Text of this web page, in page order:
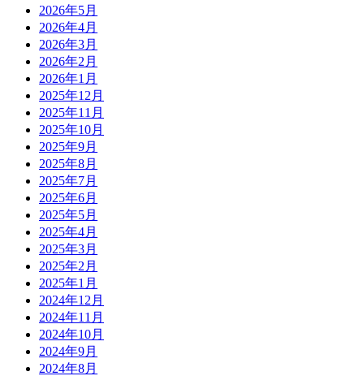
2026年5月
2026年4月
2026年3月
2026年2月
2026年1月
2025年12月
2025年11月
2025年10月
2025年9月
2025年8月
2025年7月
2025年6月
2025年5月
2025年4月
2025年3月
2025年2月
2025年1月
2024年12月
2024年11月
2024年10月
2024年9月
2024年8月